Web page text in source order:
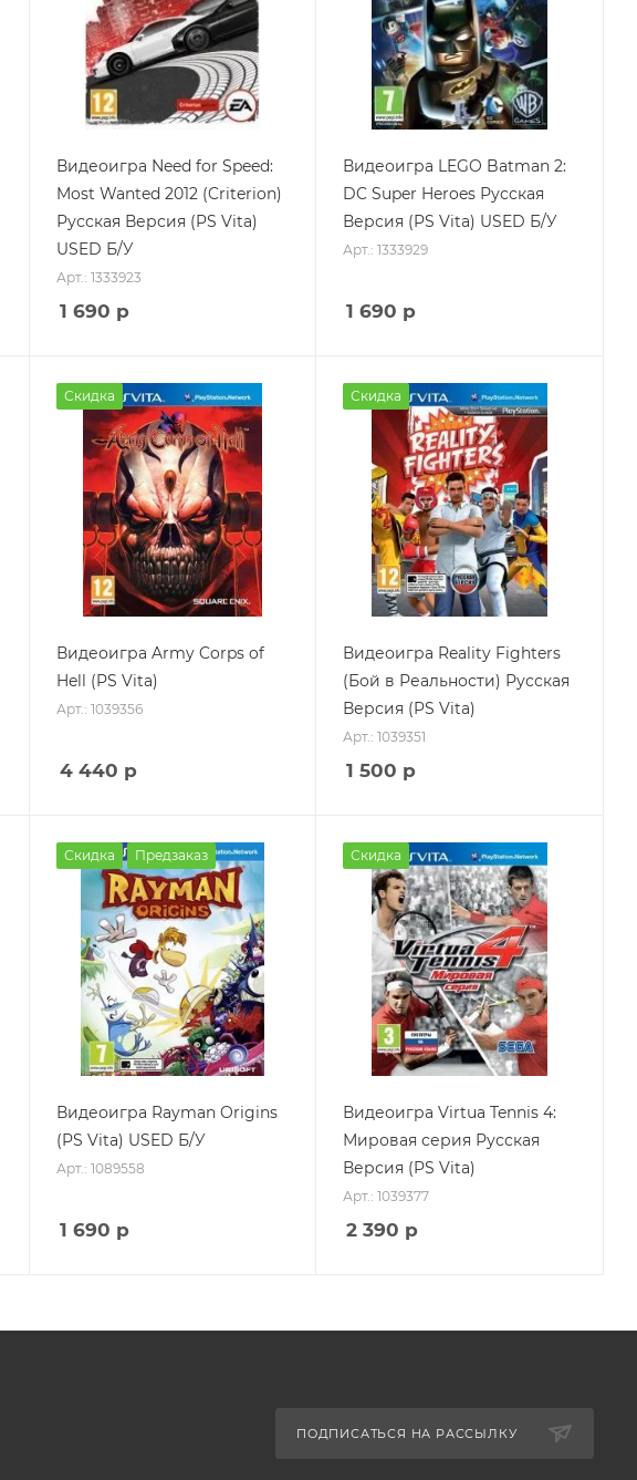
Видеоигра Need for Speed:
Most Wanted 2012 (Criterion)
Русская Версия (PS Vita)
USED Б/У
Арт.: 1333923
1 690 р
Видеоигра LEGO Batman 2:
DC Super Heroes Русская
Версия (PS Vita) USED Б/У
Арт.: 1333929
1 690 р
Скидка
Видеоигра Army Corps of
Hell (PS Vita)
Арт.: 1039356
4 440 р
Скидка
Видеоигра Reality Fighters
(Бой в Реальности) Русская
Версия (PS Vita)
Арт.: 1039351
1 500 р
Скидка Предзаказ
Видеоигра Rayman Origins
(PS Vita) USED Б/У
Арт.: 1089558
1 690 р
Скидка
Видеоигра Virtua Tennis 4:
Мировая серия Русская
Версия (PS Vita)
Арт.: 1039377
2 390 р
ПОДПИСАТЬСЯ НА РАССЫЛКУ